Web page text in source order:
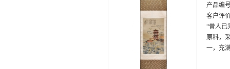
产品编
客户评
“昔人已
原料，
一，充